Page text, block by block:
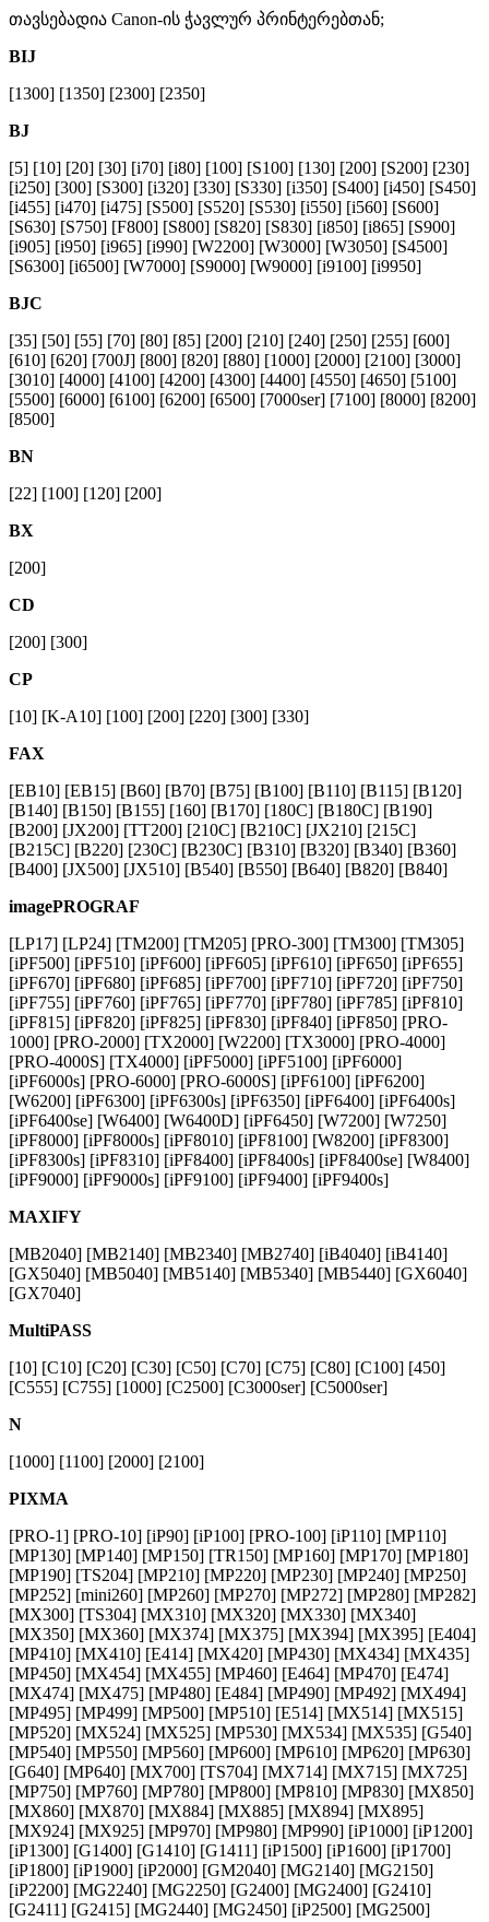
თავსებადია Canon-ის ჭავლურ პრინტერებთან;
BIJ
[1300] [1350] [2300] [2350]
BJ
[5] [10] [20] [30] [i70] [i80] [100] [S100] [130] [200] [S200] [230]
[i250] [300] [S300] [i320] [330] [S330] [i350] [S400] [i450] [S450]
[i455] [i470] [i475] [S500] [S520] [S530] [i550] [i560] [S600]
[S630] [S750] [F800] [S800] [S820] [S830] [i850] [i865] [S900]
[i905] [i950] [i965] [i990] [W2200] [W3000] [W3050] [S4500]
[S6300] [i6500] [W7000] [S9000] [W9000] [i9100] [i9950]
BJC
[35] [50] [55] [70] [80] [85] [200] [210] [240] [250] [255] [600]
[610] [620] [700J] [800] [820] [880] [1000] [2000] [2100] [3000]
[3010] [4000] [4100] [4200] [4300] [4400] [4550] [4650] [5100]
[5500] [6000] [6100] [6200] [6500] [7000ser] [7100] [8000] [8200]
[8500]
BN
[22] [100] [120] [200]
BX
[200]
CD
[200] [300]
CP
[10] [K-A10] [100] [200] [220] [300] [330]
FAX
[EB10] [EB15] [B60] [B70] [B75] [B100] [B110] [B115] [B120]
[B140] [B150] [B155] [160] [B170] [180C] [B180C] [B190]
[B200] [JX200] [TT200] [210C] [B210C] [JX210] [215C]
[B215C] [B220] [230C] [B230C] [B310] [B320] [B340] [B360]
[B400] [JX500] [JX510] [B540] [B550] [B640] [B820] [B840]
imagePROGRAF
[LP17] [LP24] [TM200] [TM205] [PRO-300] [TM300] [TM305]
[iPF500] [iPF510] [iPF600] [iPF605] [iPF610] [iPF650] [iPF655]
[iPF670] [iPF680] [iPF685] [iPF700] [iPF710] [iPF720] [iPF750]
[iPF755] [iPF760] [iPF765] [iPF770] [iPF780] [iPF785] [iPF810]
[iPF815] [iPF820] [iPF825] [iPF830] [iPF840] [iPF850] [PRO-
1000] [PRO-2000] [TX2000] [W2200] [TX3000] [PRO-4000]
[PRO-4000S] [TX4000] [iPF5000] [iPF5100] [iPF6000]
[iPF6000s] [PRO-6000] [PRO-6000S] [iPF6100] [iPF6200]
[W6200] [iPF6300] [iPF6300s] [iPF6350] [iPF6400] [iPF6400s]
[iPF6400se] [W6400] [W6400D] [iPF6450] [W7200] [W7250]
[iPF8000] [iPF8000s] [iPF8010] [iPF8100] [W8200] [iPF8300]
[iPF8300s] [iPF8310] [iPF8400] [iPF8400s] [iPF8400se] [W8400]
[iPF9000] [iPF9000s] [iPF9100] [iPF9400] [iPF9400s]
MAXIFY
[MB2040] [MB2140] [MB2340] [MB2740] [iB4040] [iB4140]
[GX5040] [MB5040] [MB5140] [MB5340] [MB5440] [GX6040]
[GX7040]
MultiPASS
[10] [C10] [C20] [C30] [C50] [C70] [C75] [C80] [C100] [450]
[C555] [C755] [1000] [C2500] [C3000ser] [C5000ser]
N
[1000] [1100] [2000] [2100]
PIXMA
[PRO-1] [PRO-10] [iP90] [iP100] [PRO-100] [iP110] [MP110]
[MP130] [MP140] [MP150] [TR150] [MP160] [MP170] [MP180]
[MP190] [TS204] [MP210] [MP220] [MP230] [MP240] [MP250]
[MP252] [mini260] [MP260] [MP270] [MP272] [MP280] [MP282]
[MX300] [TS304] [MX310] [MX320] [MX330] [MX340]
[MX350] [MX360] [MX374] [MX375] [MX394] [MX395] [E404]
[MP410] [MX410] [E414] [MX420] [MP430] [MX434] [MX435]
[MP450] [MX454] [MX455] [MP460] [E464] [MP470] [E474]
[MX474] [MX475] [MP480] [E484] [MP490] [MP492] [MX494]
[MP495] [MP499] [MP500] [MP510] [E514] [MX514] [MX515]
[MP520] [MX524] [MX525] [MP530] [MX534] [MX535] [G540]
[MP540] [MP550] [MP560] [MP600] [MP610] [MP620] [MP630]
[G640] [MP640] [MX700] [TS704] [MX714] [MX715] [MX725]
[MP750] [MP760] [MP780] [MP800] [MP810] [MP830] [MX850]
[MX860] [MX870] [MX884] [MX885] [MX894] [MX895]
[MX924] [MX925] [MP970] [MP980] [MP990] [iP1000] [iP1200]
[iP1300] [G1400] [G1410] [G1411] [iP1500] [iP1600] [iP1700]
[iP1800] [iP1900] [iP2000] [GM2040] [MG2140] [MG2150]
[iP2200] [MG2240] [MG2250] [G2400] [MG2400] [G2410]
[G2411] [G2415] [MG2440] [MG2450] [iP2500] [MG2500]